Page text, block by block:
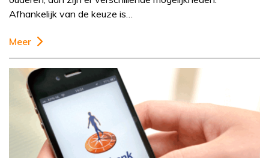
Afhankelijk van de keuze is…
Meer